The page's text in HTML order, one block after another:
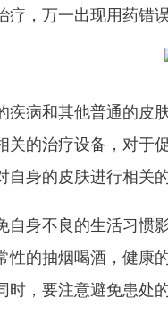
疗，万一出现用药错
疾病和其他普通的皮
关的治疗设备，对于
自身的皮肤进行相关
自身不良的生活习惯
性的抽烟喝酒，健康
时，要注意避免患处